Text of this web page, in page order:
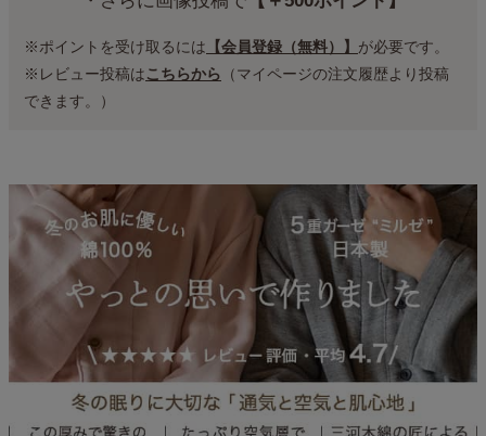
※ポイントを受け取るには 【会員登録（無料）】 が必要です。
※レビュー投稿はこちらから （マイページの注文履歴より投稿
できます。）